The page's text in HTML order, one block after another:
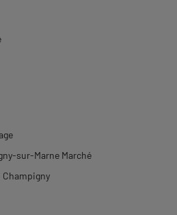
sur-Marne Marché
Champigny